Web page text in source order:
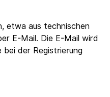
etwa aus technischen
E-Mail. Die E-Mail wird
der Registrierung